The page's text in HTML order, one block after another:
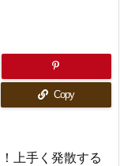
Copy
上手く発散する